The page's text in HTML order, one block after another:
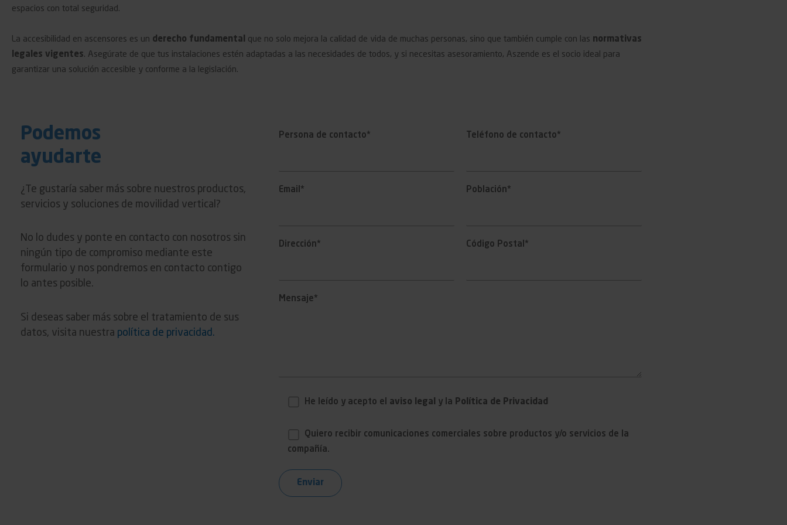
espacios con total seguridad.
La accesibilidad en ascensores es un derecho fundamental que no solo mejora la calidad de vida de muchas personas, sino que también cumple con las normativas
legales vigentes. Asegúrate de que tus instalaciones estén adaptadas a las necesidades de todos, y si necesitas asesoramiento, Aszende es el socio ideal para
garantizar una solución accesible y conforme a la legislación.
Podemos
ayudarte
¿Te gustaría saber más sobre nuestros productos,
servicios y soluciones de movilidad vertical?
No lo dudes y ponte en contacto con nosotros sin
ningún tipo de compromiso mediante este
formulario y nos pondremos en contacto contigo
lo antes posible.
Si deseas saber más sobre el tratamiento de sus
datos, visita nuestra política de privacidad.
Persona de contacto* Teléfono de contacto*
Email* Población*
Dirección* Código Postal*
Mensaje*
He leído y acepto el aviso legal y la Política de Privacidad
Quiero recibir comunicaciones comerciales sobre productos y/o servicios de la
compañía.